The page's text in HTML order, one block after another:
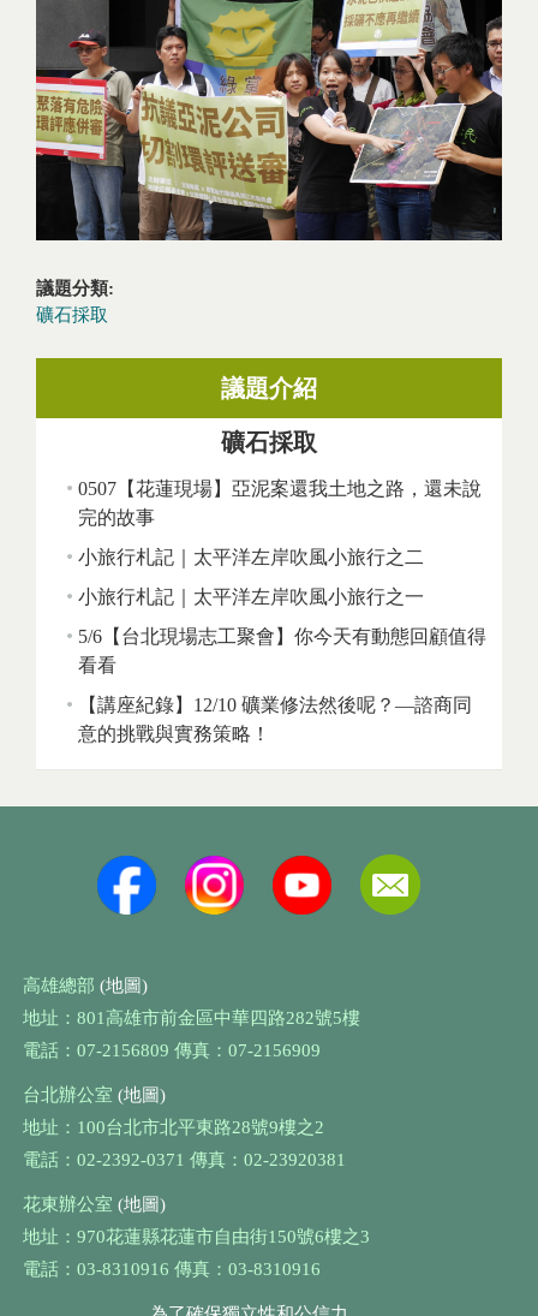
議題分類:
礦石採取
議題介紹
礦石採取
0507【花蓮現場】亞泥案還我土地之路，還未說
完的故事
小旅行札記｜太平洋左岸吹風小旅行之二
小旅行札記｜太平洋左岸吹風小旅行之一
5/6【台北現場志工聚會】你今天有動態回顧值得
看看
【講座紀錄】12/10 礦業修法然後呢？—諮商同
意的挑戰與實務策略！
高雄總部 (地圖)
地址：801高雄市前金區中華四路282號5樓
電話：07-2156809 傳真：07-2156909
台北辦公室 (地圖)
地址：100台北市北平東路28號9樓之2
電話：02-2392-0371 傳真：02-23920381
花東辦公室 (地圖)
地址：970花蓮縣花蓮市自由街150號6樓之3
電話：03-8310916 傳真：03-8310916